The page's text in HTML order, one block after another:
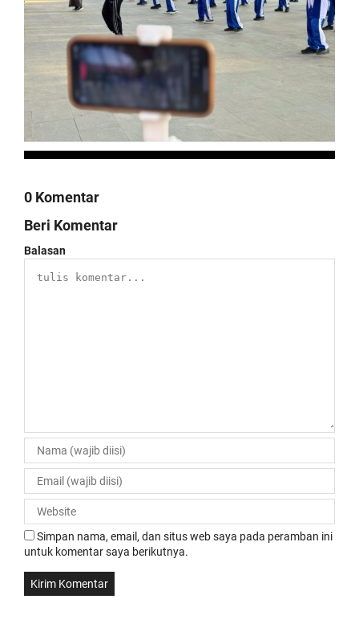
0 Komentar
Beri Komentar
Balasan
Simpan nama, email, dan situs web saya pada peramban ini
untuk komentar saya berikutnya.